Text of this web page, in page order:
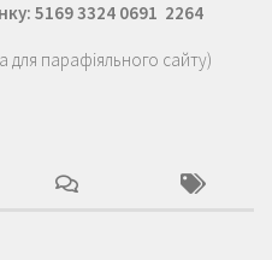
5169 3324 0691 2264
парафіяльного сайту)